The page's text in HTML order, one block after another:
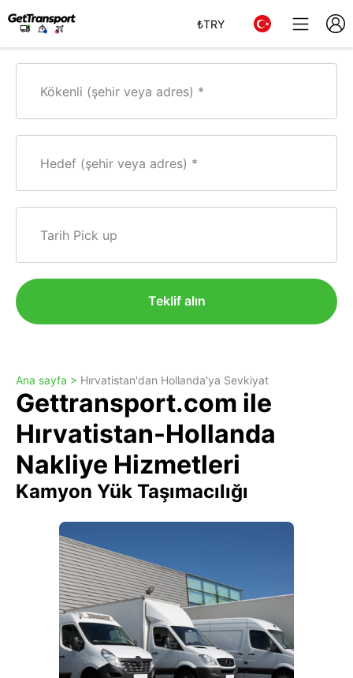
₺TRY
Kökenli (şehir veya adres)
Hedef (şehir veya adres)
Tarih Pick up
Teklif alın
Ana sayfa > Hırvatistan'dan Hollanda'ya Sevkiyat
Gettransport.com ile
Hırvatistan-Hollanda
Nakliye Hizmetleri
Kamyon Yük Taşımacılığı